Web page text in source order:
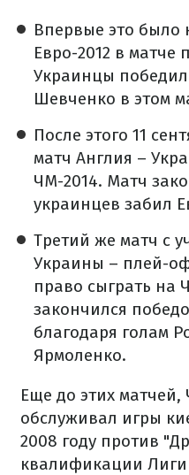
Впервые это
Евро-2012 в
Украинцы
Шевченко в этом
После этого 11
матч Англия –
ЧМ-2014. Матч
украинцев забил
Третий же матч с
Украины – плей-
право сыграть на
закончился
благодаря голам
Ярмоленко.
Еще до этих
обслуживал игры
2008 году против
квалификации